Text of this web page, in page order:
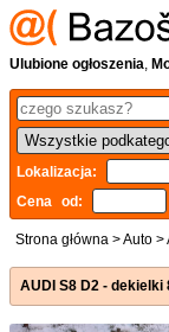
Ulubione ogłoszenia,
Lokalizacja:
Cena od:
Strona główna >Auto >
AUDI S8 D2 - dekielki